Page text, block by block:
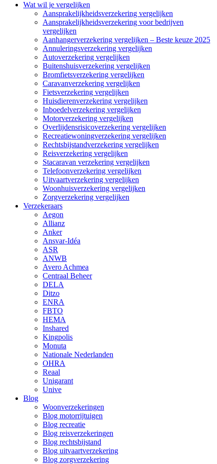
Wat wil je vergelijken
Aansprakelijkheidsverzekering vergelijken
Aansprakelijkheidsverzekering voor bedrijven
vergelijken
Aanhangerverzekering vergelijken – Beste keuze 2025
Annuleringsverzekering vergelijken
Autoverzekering vergelijken
Buitenshuisverzekering vergelijken
Bromfietsverzekering vergelijken
Caravanverzekering vergelijken
Fietsverzekering vergelijken
Huisdierenverzekering vergelijken
Inboedelverzekering vergelijken
Motorverzekering vergelijken
Overlijdensrisicoverzekering vergelijken
Recreatiewoningverzekering vergelijken
Rechtsbijstandverzekering vergelijken
Reisverzekering vergelijken
Stacaravan verzekering vergelijken
Telefoonverzekering vergelijken
Uitvaartverzekering vergelijken
Woonhuisverzekering vergelijken
Zorgverzekering vergelijken
Verzekeraars
Aegon
Allianz
Anker
Ansvar-Idéa
ASR
ANWB
Avero Achmea
Centraal Beheer
DELA
Ditzo
ENRA
FBTO
HEMA
Inshared
Kingpolis
Monuta
Nationale Nederlanden
OHRA
Reaal
Unigarant
Unive
Blog
Woonverzekeringen
Blog motorrijtuigen
Blog recreatie
Blog reisverzekeringen
Blog rechtsbijstand
Blog uitvaartverzekering
Blog zorgverzekering